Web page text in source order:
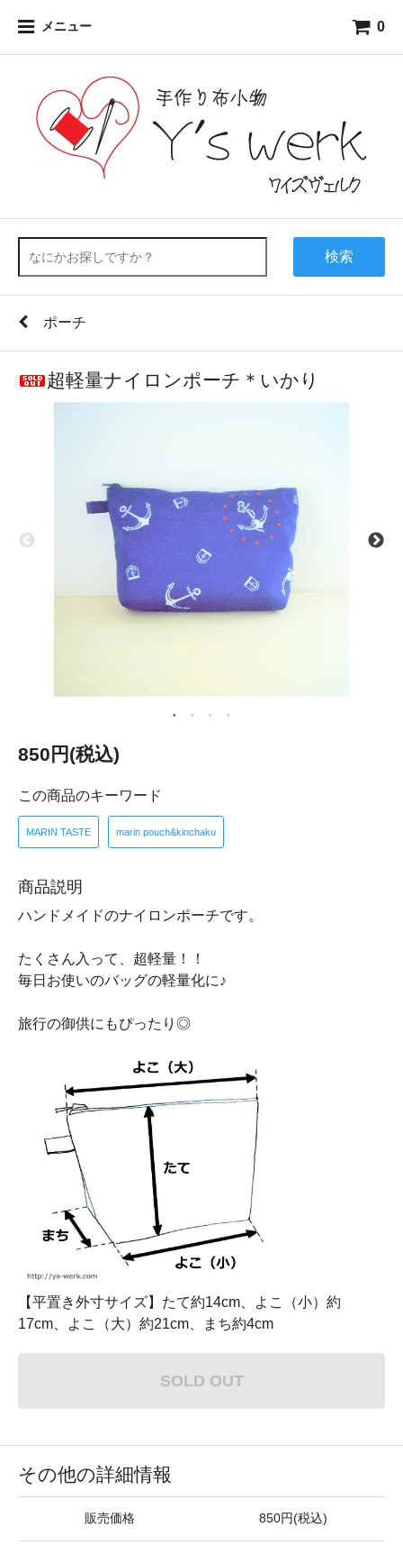
メニュー 0
検索
ポーチ
超軽量ナイロンポーチ＊いかり
850円(税込)
この商品のキーワード
MARIN TASTE marin pouch&kinchaku
商品説明
ハンドメイドのナイロンポーチです。
たくさん入って、超軽量！！
毎日お使いのバッグの軽量化に♪
旅行の御供にもぴったり◎
【平置き外寸サイズ】たて約14cm、よこ（小）約
17cm、よこ（大）約21cm、まち約4cm
SOLD OUT
その他の詳細情報
販売価格 850円(税込)